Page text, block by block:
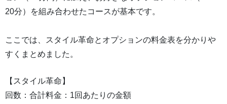
20分）を組み合わせたコースが基本です。
ここでは、スタイル革命とオプションの料金表を分かりや
すくまとめました。
【スタイル革命】
回数：合計料金：1回あたりの金額